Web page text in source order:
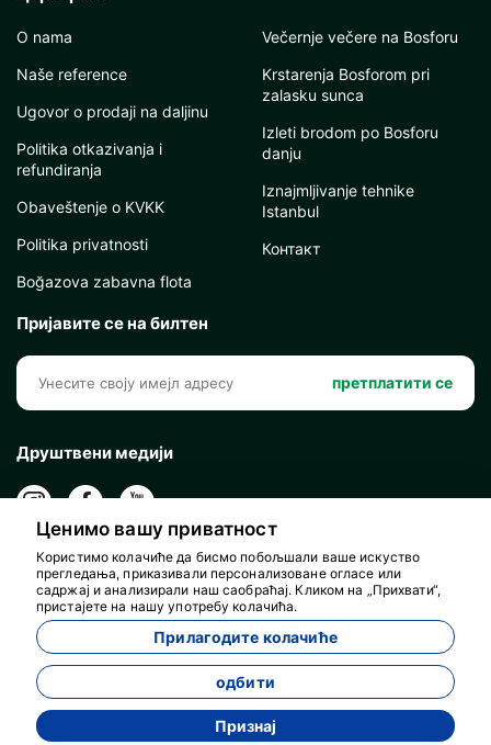
O nama
Naše reference
Ugovor o prodaji na daljinu
Politika otkazivanja i
refundiranja
Obaveštenje o KVKK
Politika privatnosti
Boğazova zabavna flota
Večernje večere na Bosforu
Krstarenja Bosforom pri
zalasku sunca
Izleti brodom po Bosforu
danju
Iznajmljivanje tehnike
Istanbul
Контакт
Пријавите се на билтен
претплатити се
Друштвени медији
Развијен од стране
Ценимо вашу приватност
Користимо колачиће да бисмо побољшали ваше искуство
прегледања, приказивали персонализоване огласе или
садржај и анализирали наш саобраћај. Кликом на „Прихвати“,
пристајете на нашу употребу колачића.
Прилагодите колачиће
одбити
Признај